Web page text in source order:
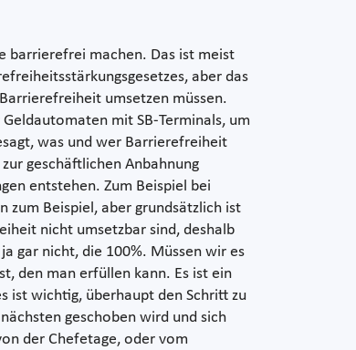
barrierefrei machen. Das ist meist
aber das
umsetzen müssen.
mit SB-Terminals, um
was und wer Barrierefreiheit
geschäftlichen Anbahnung
entstehen. Zum Beispiel bei
zum Beispiel, aber grundsätzlich ist
nicht umsetzbar sind, deshalb
gar nicht, die 100%. Müssen wir es
den man erfüllen kann. Es ist ein
ist wichtig, überhaupt den Schritt zu
geschoben wird und sich
der Chefetage, oder vom